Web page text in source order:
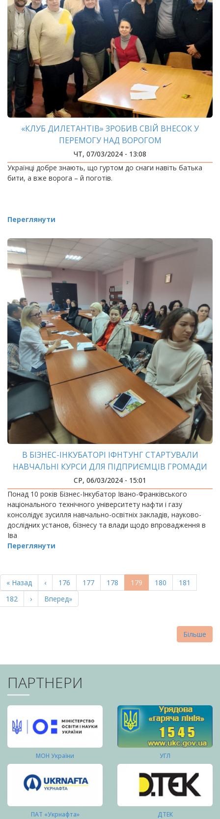
«КЛУБ ДИЛЕТАНТІВ» ЗРОБИВ СВІЙ ВНЕСОК У
ПЕРЕМОГУ НАД ВОРОГОМ
ЧТ, 07/03/2024 - 13:08
Українці добре знають, що гуртом до снаги навіть батька
бити, а вже ворога – й поготів.
Переглянути
В БІЗНЕС-ІНКУБАТОРІ ІФНТУНГ СТАРТУВАЛИ
НАВЧАЛЬНІ КУРСИ ДЛЯ ПІДПРИЄМЦІВ ГРОМАДИ
СР, 06/03/2024 - 15:01
Понад 10 років Бізнес-Інкубатор Івано-Франківського
національного технічного університету нафти і газу
консолідує зусилля навчально-освітніх закладів, науково-
дослідних установ, бізнесу та влади щодо впровадження в
Іва
Переглянути
НА
СТОРІНКИ
Перша
сторінка
« Назад
Попередня
сторінка
‹ Page
176 Page
177 Page
178
Поточна
сторінка
179 Page
180 Page
181
Page
182
Наступна
сторінка
›
Остання
сторінка
Вперед»
Більше
ПАРТНЕРИ
МОН України УГЛ
ПАТ «Укрнафта» ДТЕК